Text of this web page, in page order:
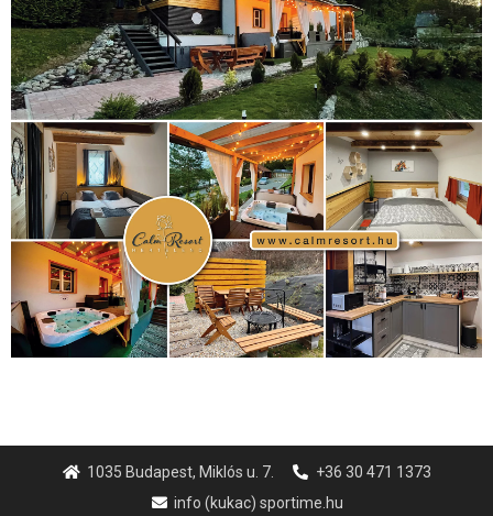
1035 Budapest, Miklós u. 7.
+36 30 471 1373
info (kukac) sportime.hu